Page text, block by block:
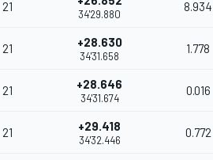
21
34'29.880
8.934
21 +28.630
34'31.658
1.778
21 +28.646
34'31.674
0.016
21 +29.418
34'32.446
0.772